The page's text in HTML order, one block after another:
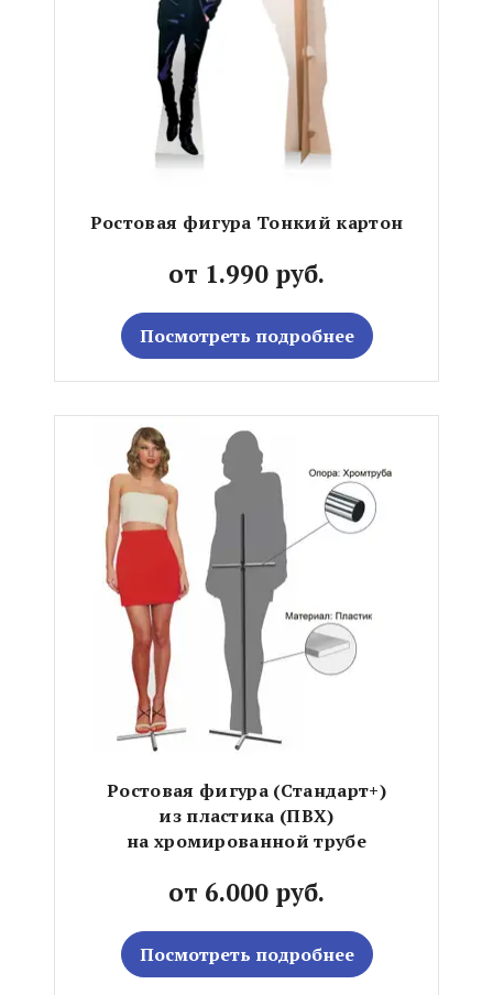
Ростовая фигура Тонкий картон
от 1.990 руб.
Посмотреть подробнее
Ростовая фигура (Стандарт+)
из пластика (ПВХ)
на хромированной трубе
от 6.000 руб.
Посмотреть подробнее